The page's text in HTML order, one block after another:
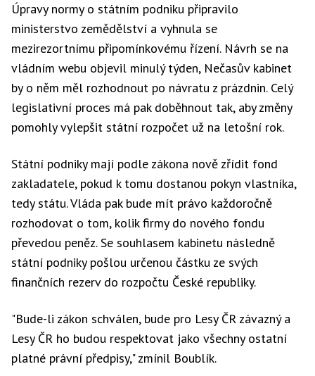
Úpravy normy o státním podniku připravilo
ministerstvo zemědělství a vyhnula se
mezirezortnímu připomínkovému řízení. Návrh se na
vládním webu objevil minulý týden, Nečasův kabinet
by o něm měl rozhodnout po návratu z prázdnin. Celý
legislativní proces má pak doběhnout tak, aby změny
pomohly vylepšit státní rozpočet už na letošní rok.
Státní podniky mají podle zákona nově zřídit fond
zakladatele, pokud k tomu dostanou pokyn vlastníka,
tedy státu. Vláda pak bude mít právo každoročně
rozhodovat o tom, kolik firmy do nového fondu
převedou peněz. Se souhlasem kabinetu následně
státní podniky pošlou určenou částku ze svých
finančních rezerv do rozpočtu České republiky.
"Bude-li zákon schválen, bude pro Lesy ČR závazný a
Lesy ČR ho budou respektovat jako všechny ostatní
platné právní předpisy," zmínil Boublík.